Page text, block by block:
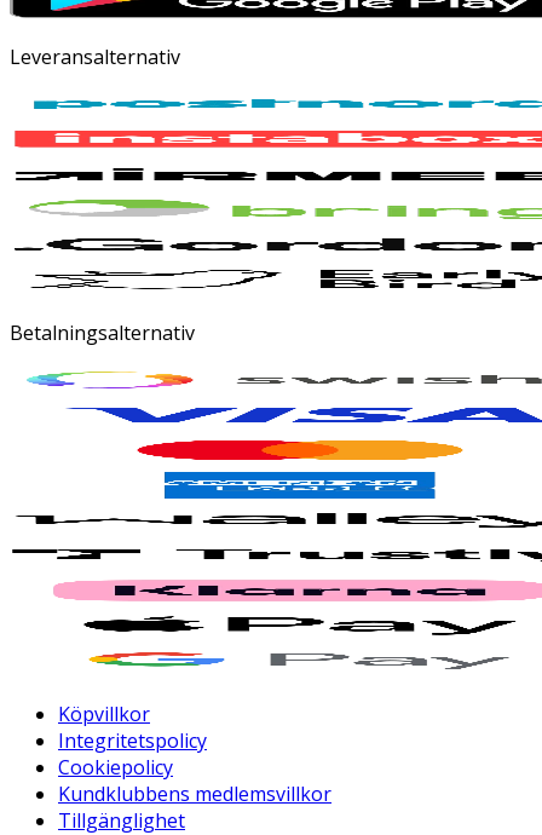
Leveransalternativ
Betalningsalternativ
Köpvillkor
Integritetspolicy
Cookiepolicy
Kundklubbens medlemsvillkor
Tillgänglighet